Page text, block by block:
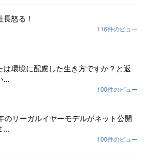
長怒る！
116件のビュー
は環境に配慮した生き方ですか？と返
...
100件のビュー
のリーガルイヤーモデルがネット公開
...
100件のビュー